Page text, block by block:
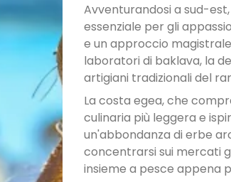
Avventurandosi a sud-
essenziale per gli
e un approccio
laboratori di baklava, la
artigiani tradizionali del
La costa egea, che
culinaria più leggera e
un'abbondanza di erbe
concentrarsi sui mercati
insieme a pesce appena